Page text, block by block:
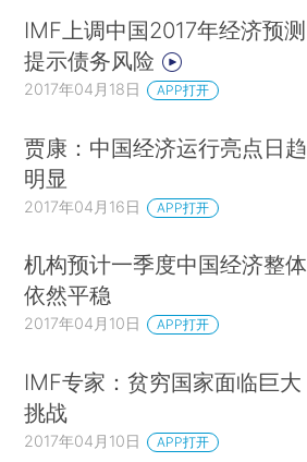
IMF上调中国2017年经济预测
提示债务风险
2017年04月18日 APP打开
贾康：中国经济运行亮点日趋
明显
2017年04月16日 APP打开
机构预计一季度中国经济整体
依然平稳
2017年04月10日 APP打开
IMF专家：贫穷国家面临巨大
挑战
2017年04月10日 APP打开